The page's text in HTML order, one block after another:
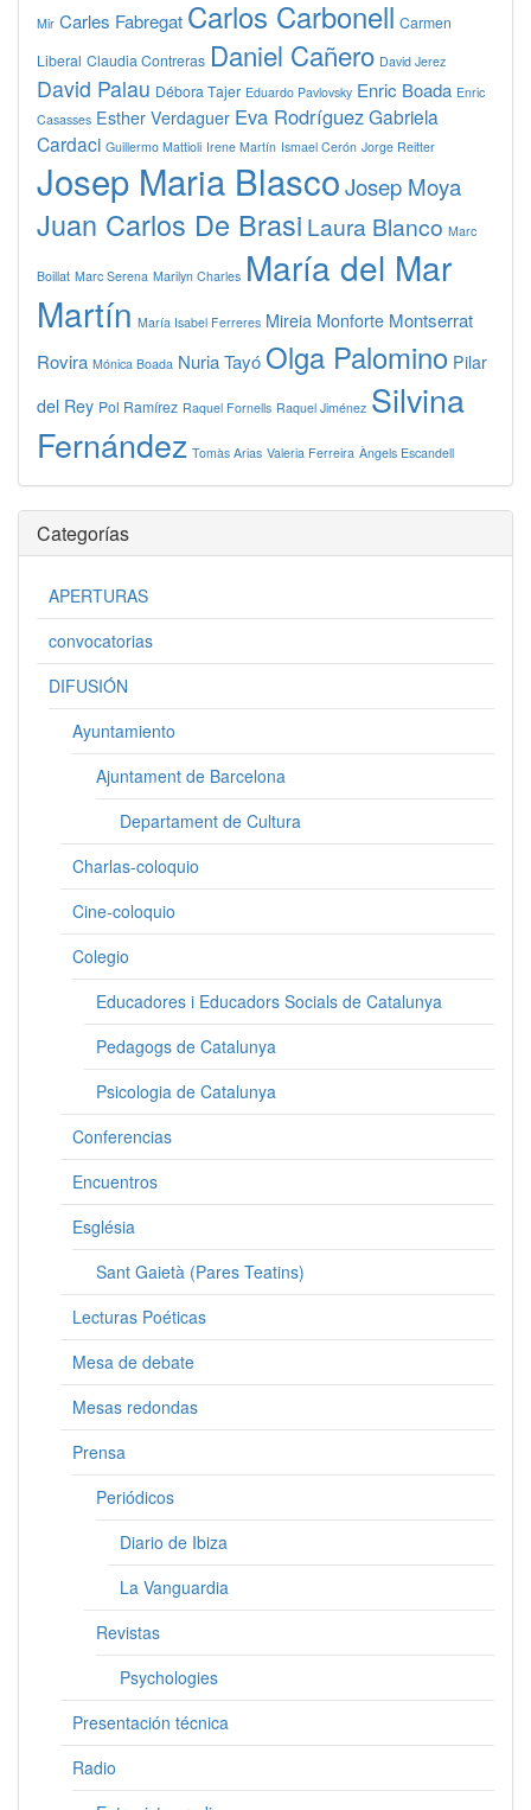
Mir Carles Fabregat Carlos Carbonell Carmen
Liberal Claudia Contreras Daniel Cañero David Jerez
David Palau Débora Tajer Eduardo Pavlovsky Enric Boada Enric
Casasses Esther Verdaguer Eva RodríguezGabriela
Cardaci Guillermo Mattioli Irene Martín Ismael Cerón Jorge Reitter
Josep Maria BlascoJosep Moya
Juan Carlos De Brasi Laura Blanco Marc
Boillat Marc Serena Marilyn Charles María del Mar
Martín María Isabel Ferreres Mireia Monforte Montserrat
Rovira Mónica Boada Nuria Tayó Olga Palomino Pilar
del Rey Pol Ramírez Raquel Fornells Raquel Jiménez Silvina
Fernández Tomàs Arias Valeria Ferreira Àngels Escandell
Categorías
APERTURAS
convocatorias
DIFUSIÓN
Ayuntamiento
Ajuntament de Barcelona
Departament de Cultura
Charlas-coloquio
Cine-coloquio
Colegio
Educadores i Educadors Socials de Catalunya
Pedagogs de Catalunya
Psicologia de Catalunya
Conferencias
Encuentros
Església
Sant Gaietà (Pares Teatins)
Lecturas Poéticas
Mesa de debate
Mesas redondas
Prensa
Periódicos
Diario de Ibiza
La Vanguardia
Revistas
Psychologies
Presentación técnica
Radio